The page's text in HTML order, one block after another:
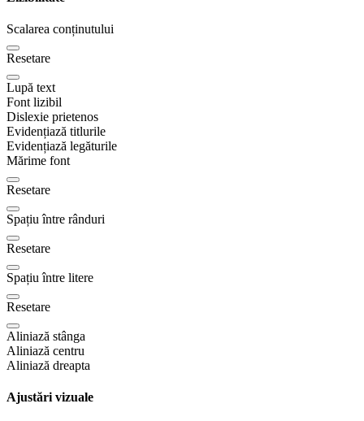
Scalarea conținutului
Resetare
Lupă text
Font lizibil
Dislexie prietenos
Evidențiază titlurile
Evidențiază legăturile
Mărime font
Resetare
Spațiu între rânduri
Resetare
Spațiu între litere
Resetare
Aliniază stânga
Aliniază centru
Aliniază dreapta
Ajustări vizuale